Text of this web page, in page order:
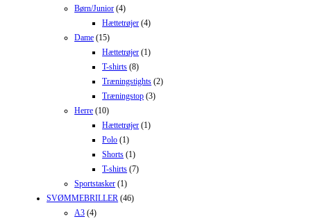
Børn/Junior (4)
Hættetrøjer (4)
Dame (15)
Hættetrøjer (1)
T-shirts (8)
Træningstights (2)
Træningstop (3)
Herre (10)
Hættetrøjer (1)
Polo (1)
Shorts (1)
T-shirts (7)
Sportstasker (1)
SVØMMEBRILLER (46)
A3 (4)